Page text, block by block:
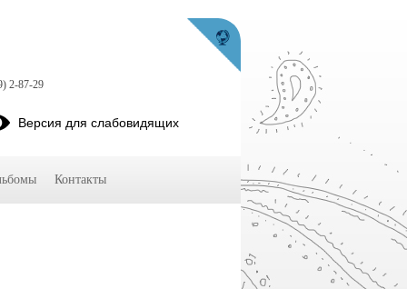
2-87-29
Версия для слабовидящих
Контакты